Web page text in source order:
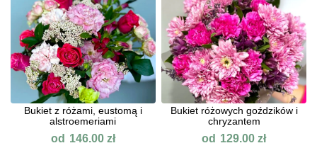
Bukiet z różami, eustomą i
alstroemeriami
od 146.00 zł
Bukiet różowych goździków i
chryzantem
od 129.00zł